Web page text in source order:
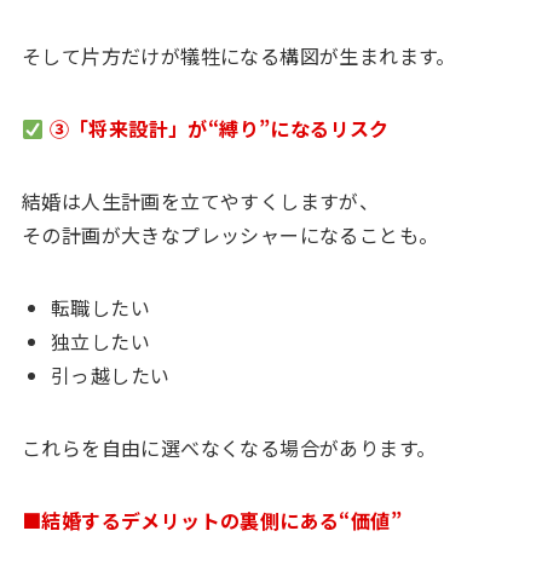
そして片方だけが犠牲になる構図が生まれます。
③「将来設計」が“縛り”になるリスク
結婚は人生計画を立てやすくしますが、
その計画が大きなプレッシャーになることも。
転職したい
独立したい
引っ越したい
これらを自由に選べなくなる場合があります。
■結婚するデメリットの裏側にある“価値”